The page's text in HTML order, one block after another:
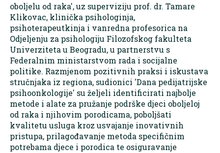
oboljelu od raka', uz superviziju prof. dr. Tamare
Klikovac, klinička psihologinja,
psihoterapeutkinja i vanredna profesorica na
Odjeljenju za psihologiju Filozofskog fakulteta
Univerziteta u Beogradu, u partnerstvu s
Federalnim ministarstvom rada i socijalne
politike. Razmjenom pozitivnih praksi i iskustava
stručnjaka iz regiona, sudionici 'Dana pedijatrijske
psihoonkologije' su željeli identificirati najbolje
metode i alate za pružanje podrške djeci oboljeloj
od raka i njihovim porodicama, poboljšati
kvalitetu usluga kroz usvajanje inovativnih
pristupa, prilagođavanje metoda specifičnim
potrebama djece i porodica te osiguravanje